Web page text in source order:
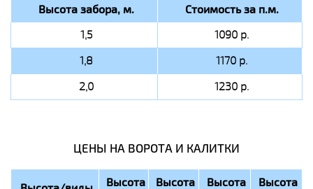
Высота забора, м. Стоимость за п.м.
1,5
1090 р.
1,8
1170 р.
2,0
1230 р.
ЦЕНЫ НА ВОРОТА И КАЛИТКИ
Высота Высота Высота Высота